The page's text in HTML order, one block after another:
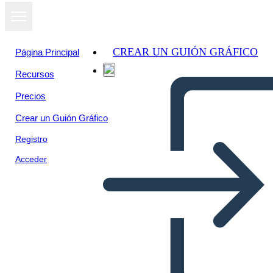
Página Principal
Recursos
Precios
Crear un Guión Gráfico
Registro
Acceder
CREAR UN GUIÓN GRÁFICO